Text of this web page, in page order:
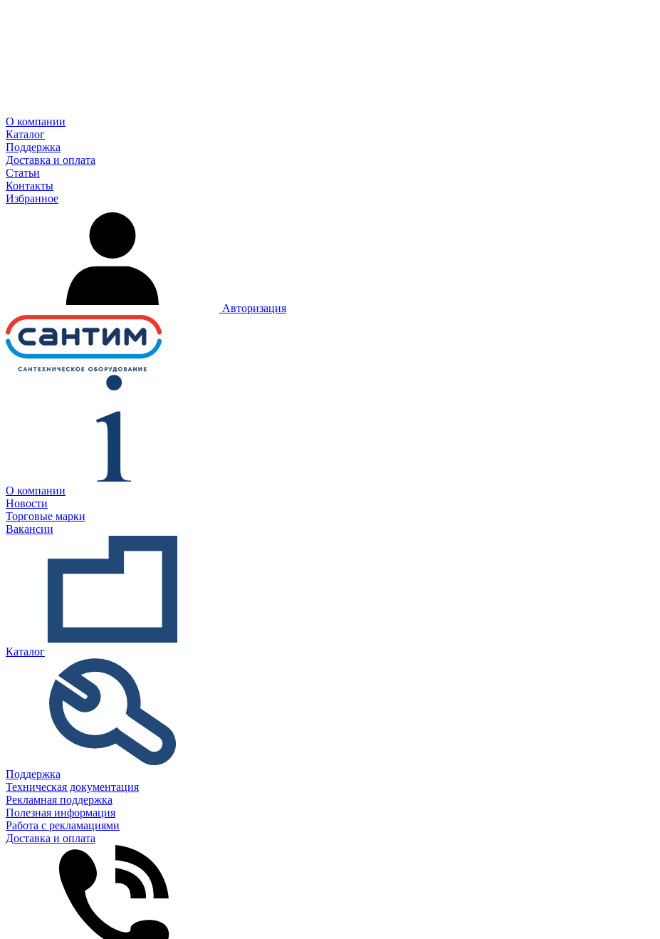
О компании
Каталог
Поддержка
Доставка и оплата
Статьи
Контакты
Избранное
Авторизация
О компании
Новости
Торговые марки
Вакансии
Каталог
Поддержка
Техническая документация
Рекламная поддержка
Полезная информация
Работа с рекламациями
Доставка и оплата